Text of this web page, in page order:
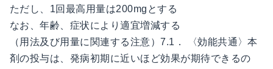
ただし、1回最高用量は200mgとする
なお、年齢、症状により適宜増減する
（用法及び用量に関連する注意）7.1． 〈効能共通〉本
剤の投与は、発病初期に近いほど効果が期待できるの